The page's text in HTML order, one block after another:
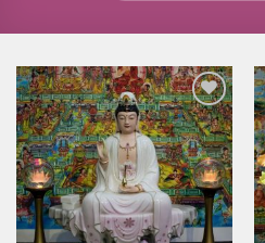
Thêm
vào
danh
sách
yêu
thích